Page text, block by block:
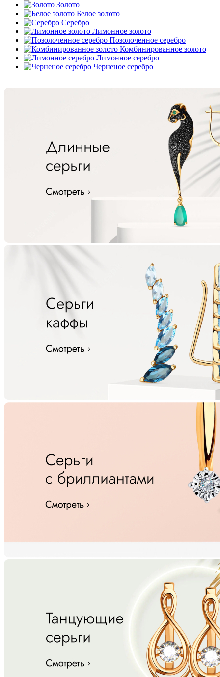
Золото
Белое золото
Серебро
Лимонное золото
Позолоченное серебро
Комбинированное золото
Лимонное серебро
Черненое серебро